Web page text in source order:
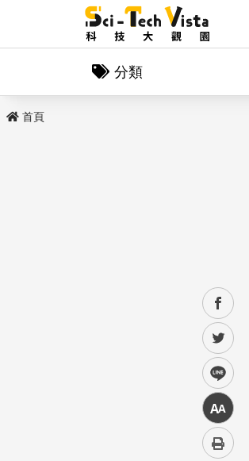
分類
首頁
facebook
twitter
line
中